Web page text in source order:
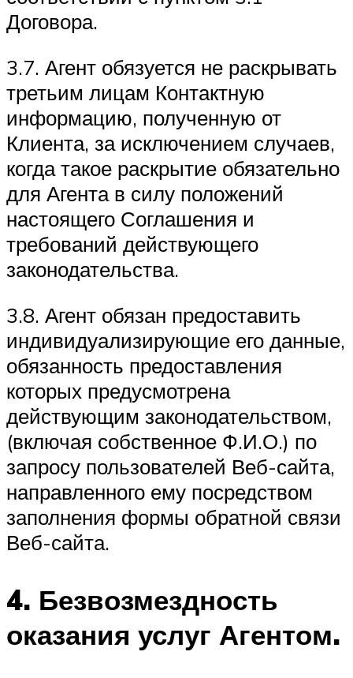
Договора.
3.7. Агент обязуется не раскрывать
третьим лицам Контактную
информацию, полученную от
Клиента, за исключением случаев,
когда такое раскрытие обязательно
для Агента в силу положений
настоящего Соглашения и
требований действующего
законодательства.
3.8. Агент обязан предоставить
индивидуализирующие его данные,
обязанность предоставления
которых предусмотрена
действующим законодательством,
(включая собственное Ф.И.О.) по
запросу пользователей Веб-сайта,
направленного ему посредством
заполнения формы обратной связи
Веб-сайта.
4. Безвозмездность
оказания услуг Агентом.